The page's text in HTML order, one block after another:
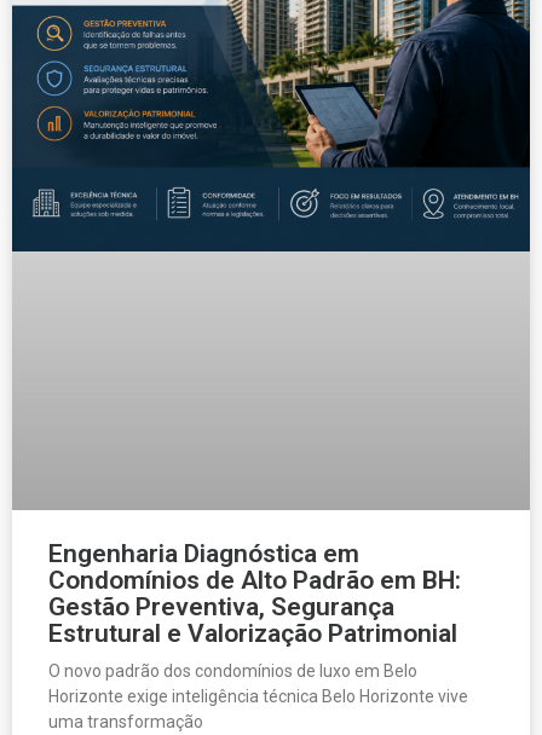
Engenharia Diagnóstica em
Condomínios de Alto Padrão em BH:
Gestão Preventiva, Segurança
Estrutural e Valorização Patrimonial
O novo padrão dos condomínios de luxo em Belo
Horizonte exige inteligência técnica Belo Horizonte vive
uma transformação